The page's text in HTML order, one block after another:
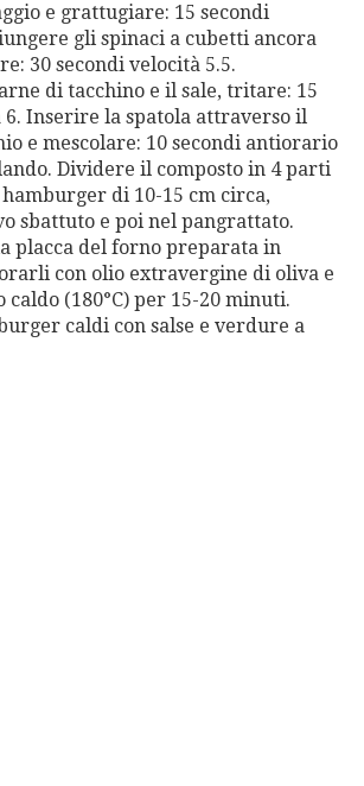
e grattugiare: 15 secondi
gli spinaci a cubetti ancora
30 secondi velocità 5.5.
di tacchino e il sale, tritare: 15
6. Inserire la spatola attraverso il
e mescolare: 10 secondi antiorario
Dividere il composto in 4 parti
di 10-15 cm circa,
sbattuto e poi nel pangrattato.
placca del forno preparata in
con olio extravergine di oliva e
caldo (180°C) per 15-20 minuti.
caldi con salse e verdure a